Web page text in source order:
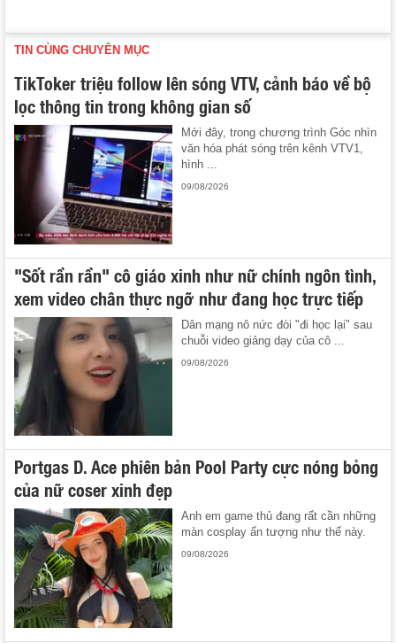
TIN CÙNG CHUYÊN MỤC
TikToker triệu follow lên sóng VTV, cảnh báo về bộ
lọc thông tin trong không gian số
Mới đây, trong chương trình Góc nhìn
văn hóa phát sóng trên kênh VTV1,
hình ...
09/08/2026
"Sốt rần rần" cô giáo xinh như nữ chính ngôn tình,
xem video chân thực ngỡ như đang học trực tiếp
Dân mạng nô nức đòi "đi học lại" sau
chuỗi video giảng dạy của cô ...
09/08/2026
Portgas D. Ace phiên bản Pool Party cực nóng bỏng
của nữ coser xinh đẹp
Anh em game thủ đang rất cần những
màn cosplay ấn tượng như thế này.
09/08/2026